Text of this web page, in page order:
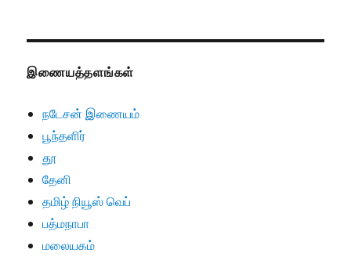
இணையத்தளங்கள்
நடேசன் இணையம்
பூந்தளிர்
தூ
தேனி
தமிழ் நியூஸ் வெப்
பத்மநாபா
மலையகம்